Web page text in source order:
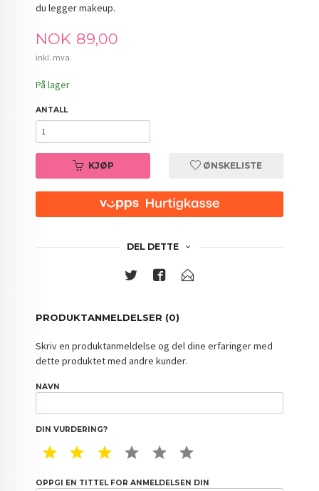
du legger makeup.
Pris
NOK 89,00
inkl. mva.
På lager
ANTALL
KJØP ØNSKELISTE
DEL DETTE
PRODUKTANMELDELSER (0)
Skriv en produktanmeldelse og del dine erfaringer med
dette produktet med andre kunder.
NAVN
DIN VURDERING?
1 STAR2 STAR3 STAR4 STAR5 STAR
OPPGI EN TITTEL FOR ANMELDELSEN DIN